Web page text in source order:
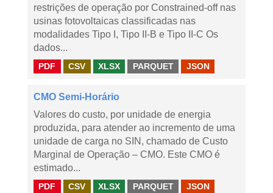
restrições de operação por Constrained-off nas
usinas fotovoltaicas classificadas nas
modalidades Tipo I, Tipo II-B e Tipo II-C Os
dados...
PDF CSV XLSX PARQUET JSON
CMO Semi-Horário
Valores do custo, por unidade de energia
produzida, para atender ao incremento de uma
unidade de carga no SIN, chamado de Custo
Marginal de Operação – CMO. Este CMO é
estimado...
PDF CSV XLSX PARQUET JSON